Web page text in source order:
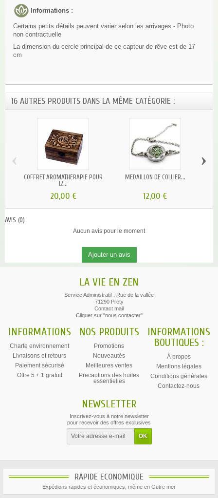
Informations :
Certains petits détails peuvent varier selon les arrivages - Photo
non contractuelle
La dimension du cercle principal de ce capteur de rêve est de 17
cm
16 AUTRES PRODUITS DANS LA MÊME CATÉGORIE :
COFFRET AROMATHÉRAPIE POUR
12...
20,00 €
MEDAILLON DE COLLIER...
12,00 €
‹ ›
AVIS (0)
Aucun avis pour le moment
LA VIE EN ZEN
Service Administratif : Rue de la vallée
71290 Prety
Contact mail
Cliquer sur "nous contacter"
INFORMATIONS
Charte environnement
Livraisons et retours
Paiement sécurisé
Offre 5 + 1 gratuit
NOS PRODUITS
Promotions
Nouveautés
Meilleures ventes
Precautions des huiles
essentielles
INFORMATIONS
BOUTIQUES :
À propos
Mentions légales
Conditions générales
Contactez-nous
NEWSLETTER
Inscrivez-vous à notre newsletter
pour recevoir des offres exclusives
RAPIDE ECONOMIQUE
Expédions rapides et économiques, même en Outre mer